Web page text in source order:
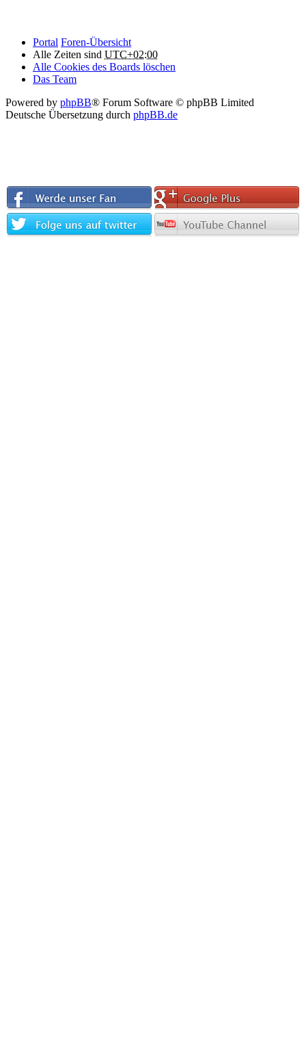
Portal Foren-Übersicht
Alle Zeiten sind UTC+02:00
Alle Cookies des Boards löschen
Das Team
Powered by phpBB® Forum Software © phpBB Limited
Deutsche Übersetzung durch phpBB.de